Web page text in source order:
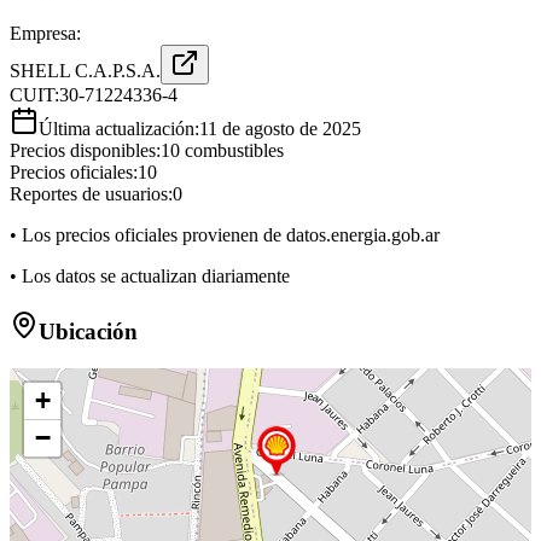
Empresa:
SHELL C.A.P.S.A.
CUIT:30-71224336-4
Última actualización:11 de agosto de 2025
Precios disponibles:10 combustibles
Precios oficiales:10
Reportes de usuarios:0
• Los precios oficiales provienen de datos.energia.gob.ar
• Los datos se actualizan diariamente
Ubicación
+
−